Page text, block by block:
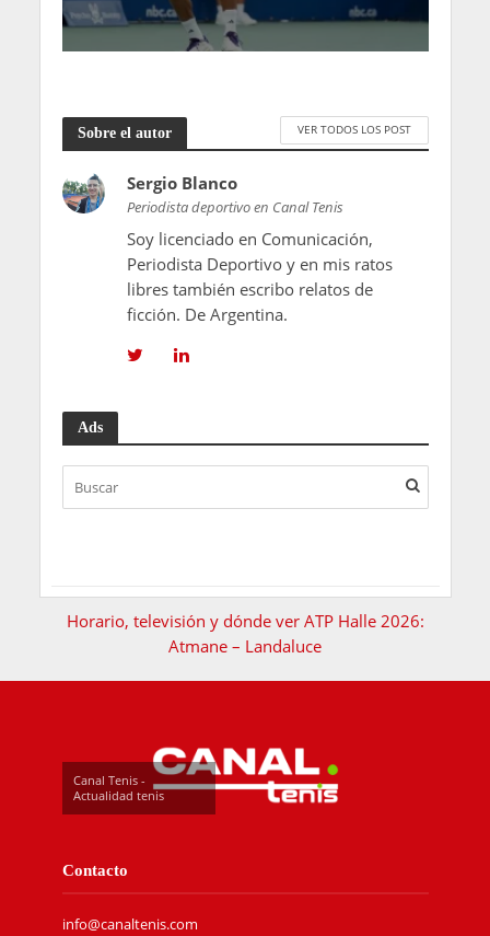
Sobre el autor VER TODOS LOS POST
Sergio Blanco
Periodista deportivo en Canal Tenis
Soy licenciado en Comunicación,
Periodista Deportivo y en mis ratos
libres también escribo relatos de
ficción. De Argentina.
Ads
Horario, televisión y dónde ver ATP Halle 2026:
Atmane – Landaluce
Canal Tenis -
Actualidad tenis
Contacto
info@canaltenis.com